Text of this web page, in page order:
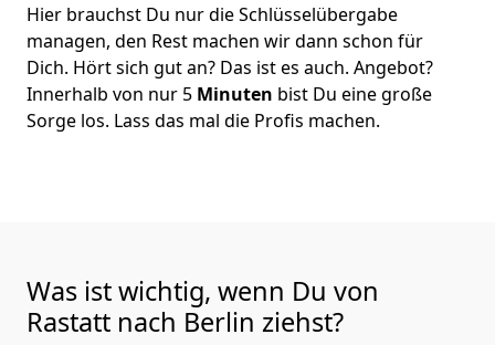
Hier brauchst Du nur die Schlüsselübergabe
managen, den Rest machen wir dann schon für
Dich. Hört sich gut an? Das ist es auch. Angebot?
Innerhalb von nur 5 Minuten bist Du eine große
Sorge los. Lass das mal die Profis machen.
Was ist wichtig, wenn Du von
Rastatt nach Berlin ziehst?